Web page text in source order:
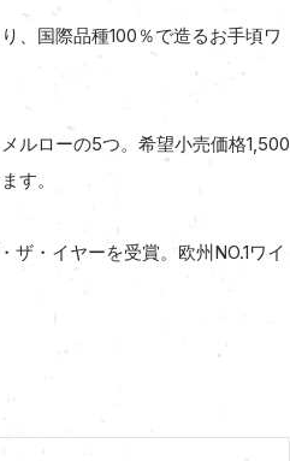
、国際品種100％で造るお手頃ワ
ルローの5つ。希望小売価格1,500
す。
・イヤーを受賞。欧州NO.1ワイ